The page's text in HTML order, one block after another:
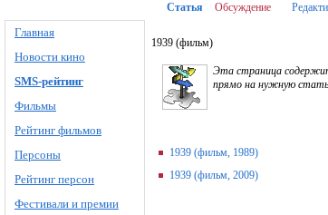
Главная
Новости кино
SMS-рейтинг
Фильмы
Рейтинг фильмов
Персоны
Рейтинг персон
Фестивали и премии
Статья Обсуждение
1939 (фильм)
Эта страница
прямо на нужную
1939 (фильм, 1989)
1939 (фильм, 2009)